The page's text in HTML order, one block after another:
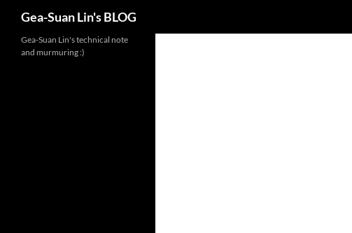
Gea-Suan Lin's BLOG
Gea-Suan Lin's technical note
and murmuring :)